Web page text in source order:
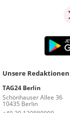
Unsere
TAG24 Berlin
Schönhauser Allee 36
10435 Berlin